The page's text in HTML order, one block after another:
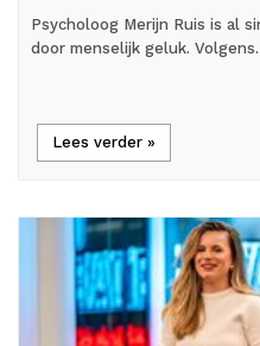
Psycholoog Merijn Ruis is al
door menselijk geluk.
Lees verder »